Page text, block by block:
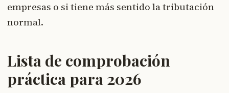
empresas o si tiene más sentido la tributación
normal.
Lista de comprobación
práctica para 2026